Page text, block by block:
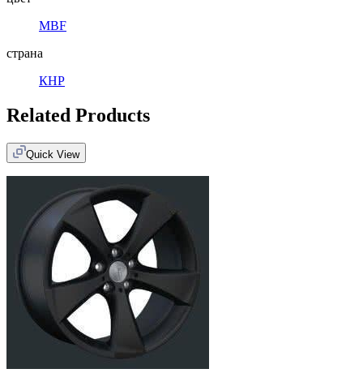
MBF
страна
КНР
Related Products
Quick View